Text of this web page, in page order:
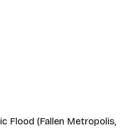
Flood (Fallen Metropolis,